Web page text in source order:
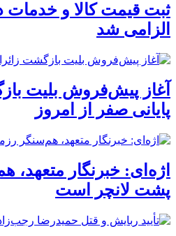
الزامی شد
آغاز پیش‌فروش بلیت
پایانی صفر از امروز
اژه‌ای: خبرنگار متعهد،
پشت لانچر است